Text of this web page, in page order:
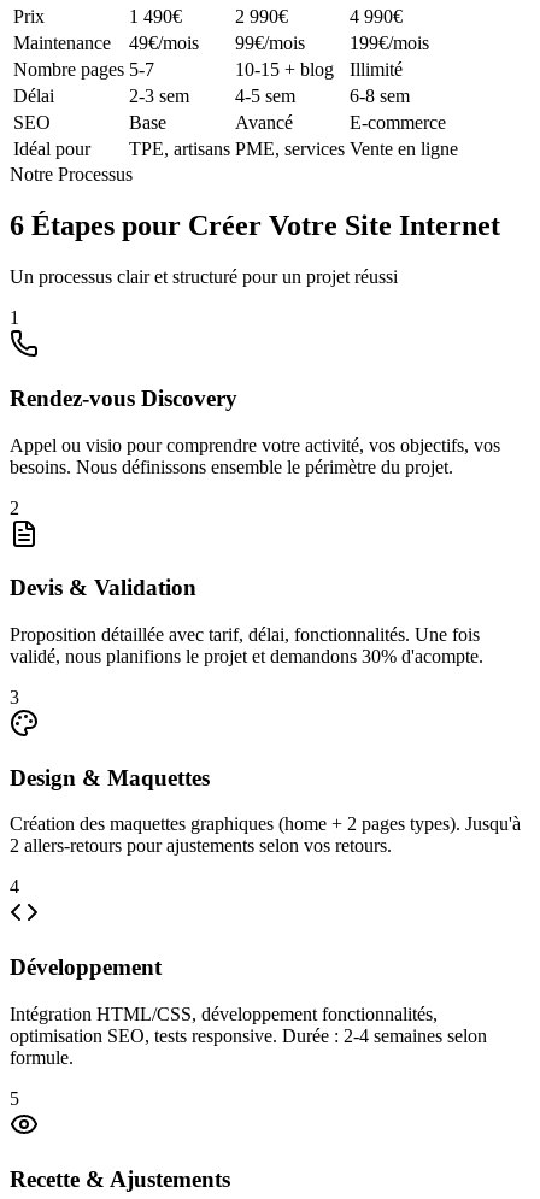
Prix
1 490€ 2 990€
4 990€
Maintenance
49€/mois 99€/mois
199€/mois
Nombre pages 5-7 10-15 + blog
Illimité
Délai
2-3 sem 4-5 sem
6-8 sem
SEO
Base Avancé
E-commerce
Idéal pour
TPE, artisans PME, services Vente en ligne
Notre Processus
6 Étapes pour Créer Votre Site Internet
Un processus clair et structuré pour un projet réussi
1
Rendez-vous Discovery
Appel ou visio pour comprendre votre activité, vos objectifs, vos
besoins. Nous définissons ensemble le périmètre du projet.
2
Devis & Validation
Proposition détaillée avec tarif, délai, fonctionnalités. Une fois
validé, nous planifions le projet et demandons 30% d'acompte.
3
Design & Maquettes
Création des maquettes graphiques (home + 2 pages types). Jusqu'à
2 allers-retours pour ajustements selon vos retours.
4
Développement
Intégration HTML/CSS, développement fonctionnalités,
optimisation SEO, tests responsive. Durée : 2-4 semaines selon
formule.
5
Recette & Ajustements